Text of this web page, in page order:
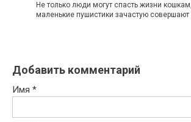
Не только люди могут спасть жизни
маленькие пушистики зачастую
Добавить комментарий
Имя *